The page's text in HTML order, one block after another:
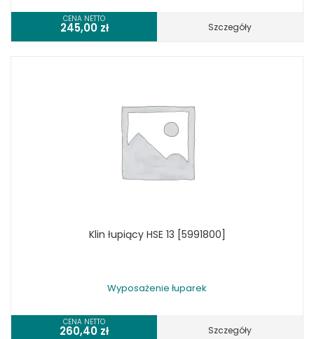
CENA NETTO
245,00 zł Szczegóły
Klin łupiący HSE 13 [5991800]
Wyposażenie łuparek
CENA NETTO
260,40 zł Szczegóły